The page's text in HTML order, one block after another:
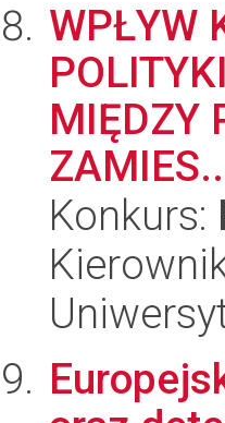
WPŁYW
MIĘDZY
Konkurs: